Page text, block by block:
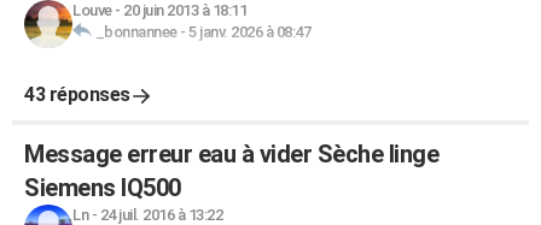
Louve- 20 juin 2013 à 18:11
_bonnannee- 5 janv. 2026 à 08:47
43 réponses
Message erreur eau à vider Sèche linge
Siemens IQ500
Ln- 24 juil. 2016 à 13:22